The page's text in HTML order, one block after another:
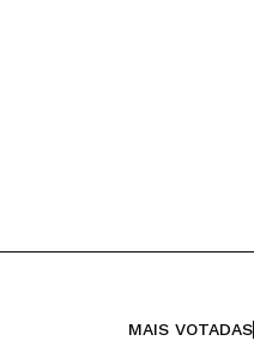
MAIS VOTADAS